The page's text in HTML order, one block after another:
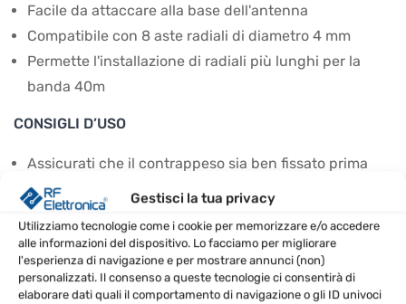
Gestisci la tua privacy
Utilizziamo tecnologie come i cookie per memorizzare e/o accedere
alle informazioni del dispositivo. Lo facciamo per migliorare
l'esperienza di navigazione e per mostrare annunci (non)
personalizzati. Il consenso a queste tecnologie ci consentirà di
elaborare dati quali il comportamento di navigazione o gli ID univoci
Facile da attaccare alla base dell'antenna
Compatibile con 8 aste radiali di diametro 4 mm
Permette l'installazione di radiali più lunghi per la
banda 40m
CONSIGLI D’USO
Assicurati che il contrappeso sia ben fissato prima
dell'uso.
Sperimenta con la lunghezza dei radiali per
ottimizzare le prestazioni.
Utilizza questo contrappeso durante le operazioni
portatili per migliorare la ricezione.